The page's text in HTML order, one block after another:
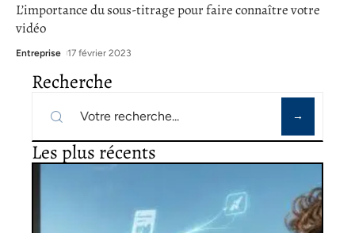
L’importance du sous-titrage pour faire connaître votre
vidéo
Entreprise 17 février 2023
Recherche
Les plus récents